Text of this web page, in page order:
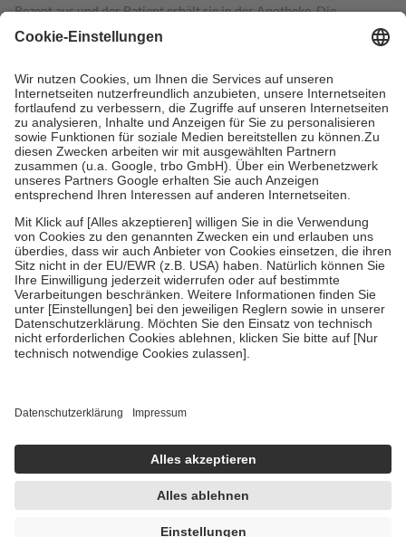
Rezept aus und der Patient erhält sie in der Apotheke. Die
gesetzliche Krankenversicherung übernimmt in der Regel die
Kosten dafür, der Versicherte trägt einen Teil davon als Zuzahlung
Grundsätzlich leisten Mitglieder Zuzahlungen in Höhe von zehn
Prozent des Abgabepreises,mindestens jedochfünf Euround
höchstens zehn Euro.Es sind jedoch nie mehr als die tatsächlichen
Kosten der Leistung zu entrichten.
Diese Regeln gelten grundsätzlich auch für Online-Apotheken.
Bei Heilmitteln und häuslicher Krankenpflege beträgt die
Zuzahlung zehn Prozent der Kosten sowie zehn Euro je
Verordnung.
Um das Engagement der Versicherten für ihre eigene Gesundheit zu
stärken und die besondere Stellung der Familie zu unterstützen,
fallenkeine Zuzahlungenan bei:
• Kindern und Jugendlichen bis zum vollendeten 18. Lebensjahr
mit Ausnahme der Fahrkosten
• Untersuchungen zur Vorsorge und Früherkennung, die von der
GKV getragen werden
Einholung von Bewertungen. Trusted Shops hat Maßnahmen
getroffen, um sicherzustellen, dass es sich um echte Bewertungen
handelt. Mehr Informationen findest du hier:
https://help.etrusted.com/hc/de/articles/4419944605341